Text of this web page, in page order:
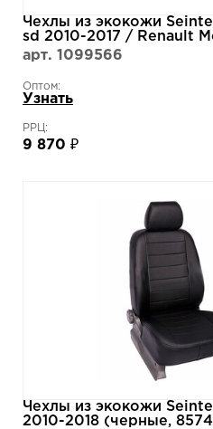
Чехлы из экокожи
sd 2010-2017 / Renault
(серо-черные, 87432)
арт. 1099566
Оптом:
Узнать
РРЦ:
9 870 ₽
Чехлы из экокожи
2010-2018 (черные,